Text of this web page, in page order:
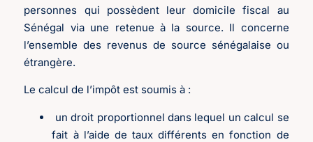
personnes qui possèdent leur domicile fiscal au
Sénégal via une retenue à la source. Il concerne
l’ensemble des revenus de source sénégalaise ou
étrangère.
Le calcul de l’impôt est soumis à :
un droit proportionnel dans lequel un calcul se
fait à l’aide de taux différents en fonction de